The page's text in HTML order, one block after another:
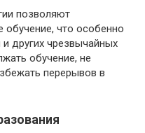
позволяют
обучение, что особенно
других чрезвычайных
обучение, не
перерывов в